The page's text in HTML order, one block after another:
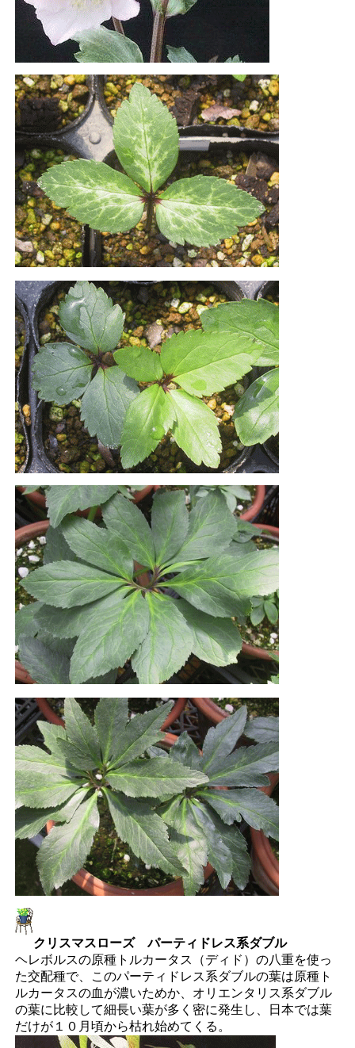
クリスマスローズ パーティドレス系ダブル
ヘレボルスの原種トルカータス（ディド）の八重を使っ
た交配種で、このパーティドレス系ダブルの葉は原種ト
ルカータスの血が濃いためか、オリエンタリス系ダブル
の葉に比較して細長い葉が多く密に発生し、日本では葉
だけが１０月頃から枯れ始めてくる。